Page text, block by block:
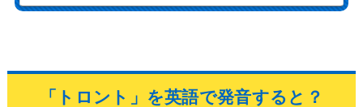
「トロント」を英語で発音すると？